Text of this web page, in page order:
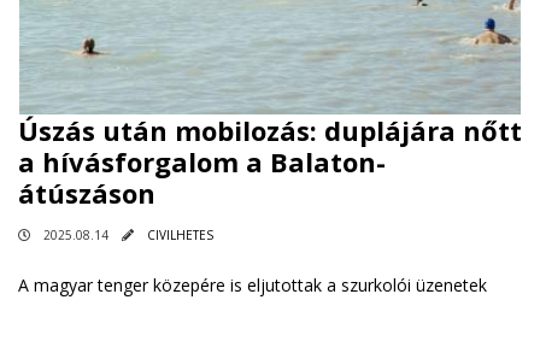
Úszás után mobilozás: duplájára nőtt
a hívásforgalom a Balaton-
átúszáson
2025.08.14 CIVILHETES
A magyar tenger közepére is eljutottak a szurkolói üzenetek